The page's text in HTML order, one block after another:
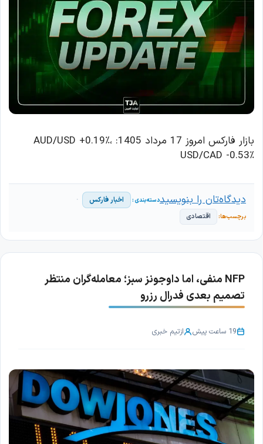
بازار فارکس امروز 17 مرداد 1405: AUD/USD +0.19٪،
USD/CAD -0.53٪
اخبار فارکس
اقتصادی
دیدگاه‌تان را بنویسید
NFP منفی، اما داوجونز سبز؛ معامله‌گران منتظر
تصمیم بعدی فدرال رزرو
19 ساعت پیش ازتیم خبری